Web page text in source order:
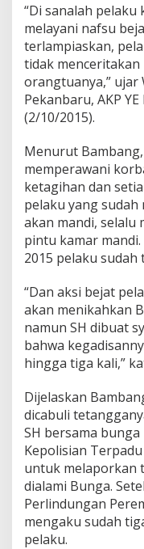
“Di sanalah
melayani nafsu
terlampiaskan,
tidak
orangtuanya,” ujar
Pekanbaru, AKP
(2/10/2015).
Menurut
memperawani
ketagihan dan
pelaku yang
akan mandi, selalu
pintu kamar
2015 pelaku
“Dan aksi bejat
akan menikahkan
namun SH dibuat
bahwa
hingga tiga kali,”
Dijelaskan
dicabuli
SH bersama
Kepolisian
untuk melaporkan
dialami Bunga.
Perlindungan
mengaku sudah
pelaku.